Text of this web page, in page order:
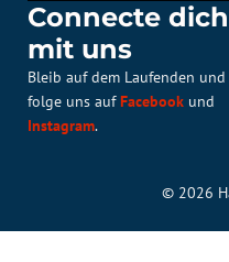
Connecte dich
mit uns
Bleib auf dem Laufenden und
folge uns aufFacebook und
Instagram.
© 2026